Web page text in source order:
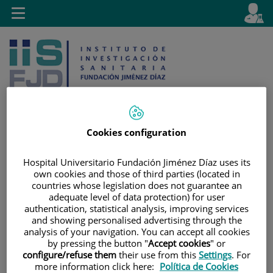
Jump to content
selector
Active
en
Toggle
navigation
Cookies configuration
Hospital Universitario Fundación Jiménez Díaz uses its
own cookies and those of third parties (located in
countries whose legislation does not guarantee an
adequate level of data protection) for user
authentication, statistical analysis, improving services
and showing personalised advertising through the
analysis of your navigation. You can accept all cookies
by pressing the button "Accept cookies" or
configure/refuse them their use from this Settings. For
more information click here: Política de Cookies